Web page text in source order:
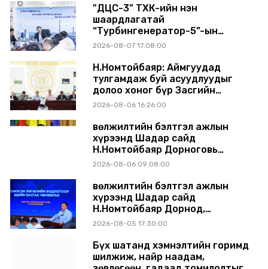
"ДЦС-3” ТӨХК-ийн нэн
шаардлагатай
“Турбингенератор-5”-ын
шинэчлэлийн төсвийг
2026-08-07 17:08:00
Н.Номтойбаяр: Аймгуудад
тулгамдаж буй асуудлуудыг
долоо хоног бүр Засгийн
газрын хуралдаанд
2026-08-06 16:26:00
Өвөлжилтийн бэлтгэл ажлын
хүрээнд Шадар сайд
Н.Номтойбаяр Дорноговь
аймагт ажиллав
2026-08-06 09:08:00
Өвөлжилтийн бэлтгэл ажлын
хүрээнд Шадар сайд
Н.Номтойбаяр Дорнод,
Сүхбаатар аймагт ажиллав
2026-08-05 17:30:00
Бүх шатанд хэмнэлтийн горимд
шилжиж, найр наадам,